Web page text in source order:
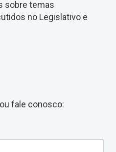
sobre temas
no Legislativo e
fale conosco: